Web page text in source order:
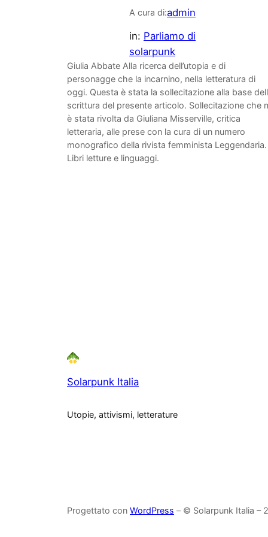
A cura di:admin
in: Parliamo di
solarpunk
Giulia Abbate Alla ricerca dell’utopia e di
personagge che la incarnino, nella letteratura di
oggi. Questa è stata la sollecitazione alla base
scrittura del presente articolo. Sollecitazione che
è stata rivolta da Giuliana Misserville, critica
letteraria, alle prese con la cura di un numero
monografico della rivista femminista Leggendaria.
Libri letture e linguaggi.
Solarpunk Italia
Utopie, attivismi, letterature
Progettato con WordPress – © Solarpunk Italia –